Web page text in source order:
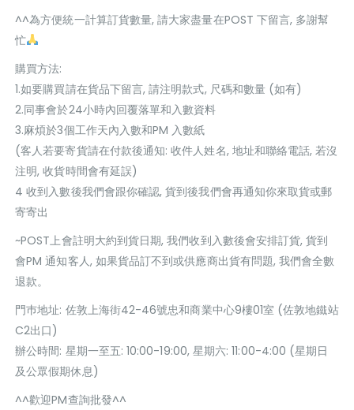
^^為方便統一計算訂貨數量, 請大家盡量在POST 下留言, 多謝幫
忙
購買方法:
1.如要購買請在貨品下留言, 請注明款式, 尺碼和數量 (如有)
2.同事會於24小時內回覆落單和入數資料
3.麻煩於3個工作天內入數和PM 入數紙
(客人若要寄貨請在付款後通知: 收件人姓名, 地址和聯絡電話, 若沒
注明, 收貨時間會有延誤)
4 收到入數後我們會跟你確認, 貨到後我們會再通知你來取貨或郵
寄寄出
~POST上會註明大約到貨日期, 我們收到入數後會安排訂貨, 貨到
會PM 通知客人, 如果貨品訂不到或供應商出貨有問題, 我們會全數
退款。
門巿地址: 佐敦上海街42-46號忠和商業中心9樓01室 (佐敦地鐵站
C2出口)
辦公時間: 星期一至五: 10:00-19:00, 星期六: 11:00-4:00 (星期日
及公眾假期休息)
^^歡迎PM查詢批發^^